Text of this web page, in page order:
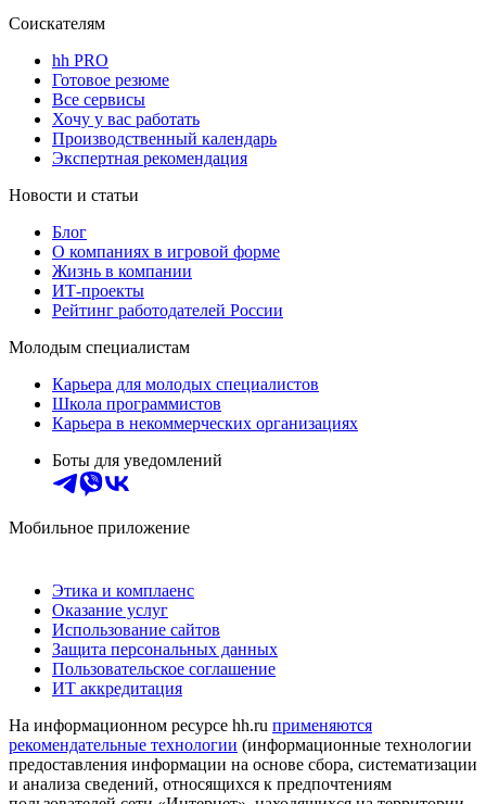
Соискателям
hh PRO
Готовое резюме
Все сервисы
Хочу у вас работать
Производственный календарь
Экспертная рекомендация
Новости и статьи
Блог
О компаниях в игровой форме
Жизнь в компании
ИТ-проекты
Рейтинг работодателей России
Молодым специалистам
Карьера для молодых специалистов
Школа программистов
Карьера в некоммерческих организациях
Боты для уведомлений
Мобильное приложение
Этика и комплаенс
Оказание услуг
Использование сайтов
Защита персональных данных
Пользовательское соглашение
ИТ аккредитация
На информационном ресурсе hh.ru применяются
рекомендательные технологии (информационные технологии
предоставления информации на основе сбора, систематизации
и анализа сведений, относящихся к предпочтениям